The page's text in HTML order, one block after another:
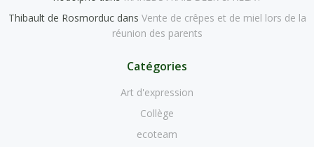
Thibault de Rosmorducdans Vente de crêpes et de miel lors de la
réunion des parents
Catégories
Art d'expression
Collège
ecoteam